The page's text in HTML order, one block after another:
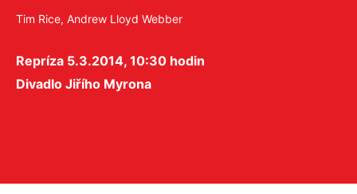
Tim Rice, Andrew Lloyd Webber
Repríza 5.3.2014, 10:30 hodin
Divadlo Jiřího Myrona